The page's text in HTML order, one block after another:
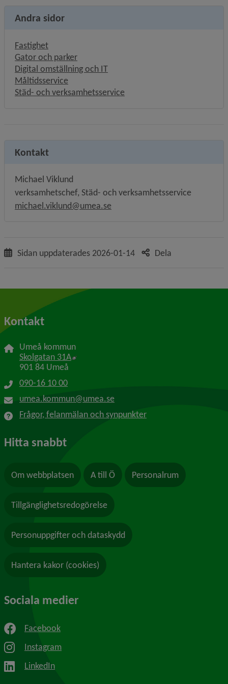
Andra sidor
Fastighet
Gator och parker
Digital omställning och IT
Måltidsservice
Städ- och verksamhetsservice
Kontakt
Michael Viklund
verksamhetschef, Städ- och verksamhetsservice
michael.viklund@umea.se
Sidan uppdaterades 2026-01-14 Dela
Kontakt
Umeå kommun
Skolgatan 31A Länk till annan webbplats, öppnas i nytt
901 84 Umeå
090-16 10 00
umea.kommun@umea.se
Frågor, felanmälan och synpunkter
Hitta snabbt
Om webbplatsen A till Ö Personalrum
Tillgänglighetsredogörelse
Personuppgifter och dataskydd
Hantera kakor (cookies)
Sociala medier
Facebook
Instagram
LinkedIn